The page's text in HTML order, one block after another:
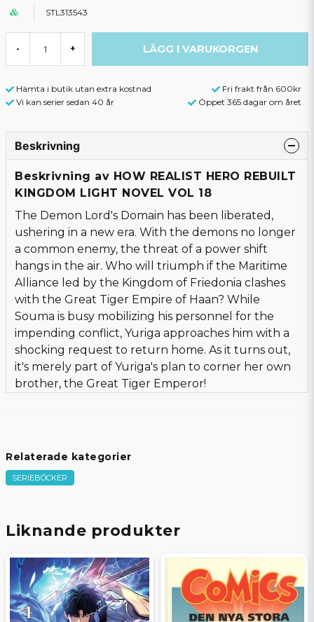
STL313543
- + LÄGG I VARUKORGEN
Hämta i butik utan extra kostnad
Fri frakt från 600kr
Vi kan serier sedan 40 år
Öppet 365 dagar om året
Beskrivning
Beskrivning av HOW REALIST HERO REBUILT
KINGDOM LIGHT NOVEL VOL 18
The Demon Lord's Domain has been liberated,
ushering in a new era. With the demons no longer
a common enemy, the threat of a power shift
hangs in the air. Who will triumph if the Maritime
Alliance led by the Kingdom of Friedonia clashes
with the Great Tiger Empire of Haan? While
Souma is busy mobilizing his personnel for the
impending conflict, Yuriga approaches him with a
shocking request to return home. As it turns out,
it's merely part of Yuriga's plan to corner her own
brother, the Great Tiger Emperor!
Relaterade kategorier
SERIEBÖCKER
Liknande produkter